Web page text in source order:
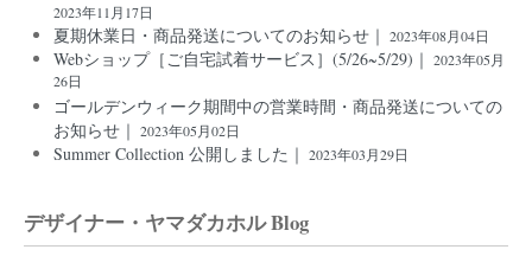
2023年11月17日
夏期休業日・商品発送についてのお知らせ｜ 2023年08月04日
Webショップ［ご自宅試着サービス］(5/26~5/29)｜ 2023年05月
26日
ゴールデンウィーク期間中の営業時間・商品発送についての
お知らせ｜ 2023年05月02日
Summer Collection 公開しました｜ 2023年03月29日
デザイナー・ヤマダカホル Blog